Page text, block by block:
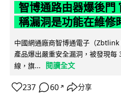
智博通路由器爆後門
稱漏洞是功能在維修
中國網通廠商智博通電子（
產品爆出嚴重安全漏洞，被發現每
線，旗...
閱讀全文
237 60 ↗ 分享